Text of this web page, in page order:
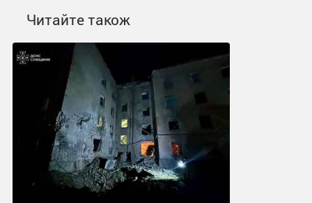
Читайте також